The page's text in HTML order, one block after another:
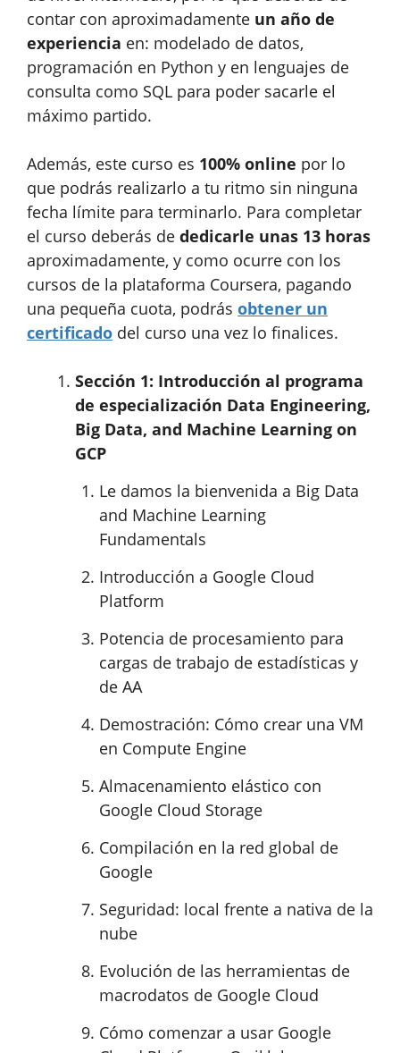
contar con aproximadamente un año de
experiencia en: modelado de datos,
programación en Python y en lenguajes de
consulta como SQL para poder sacarle el
máximo partido.
Además, este curso es 100% online por lo
que podrás realizarlo a tu ritmo sin ninguna
fecha límite para terminarlo. Para completar
el curso deberás de dedicarle unas 13 horas
aproximadamente, y como ocurre con los
cursos de la plataforma Coursera, pagando
una pequeña cuota, podrás obtener un
certificado del curso una vez lo finalices.
Sección 1: Introducción al programa
de especialización Data Engineering,
Big Data, and Machine Learning on
GCP
Le damos la bienvenida a Big Data
and Machine Learning
Fundamentals
Introducción a Google Cloud
Platform
Potencia de procesamiento para
cargas de trabajo de estadísticas y
de AA
Demostración: Cómo crear una VM
en Compute Engine
Almacenamiento elástico con
Google Cloud Storage
Compilación en la red global de
Google
Seguridad: local frente a nativa de la
nube
Evolución de las herramientas de
macrodatos de Google Cloud
Cómo comenzar a usar Google